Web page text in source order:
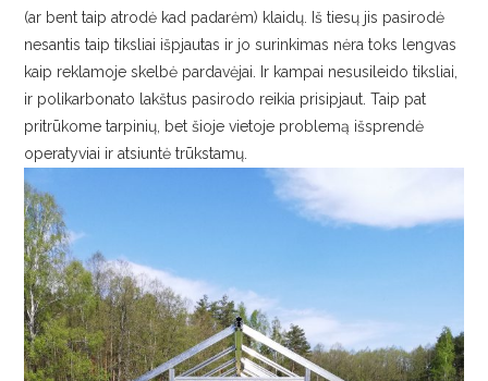
(ar bent taip atrodė kad padarėm) klaidų. Iš tiesų jis pasirodė
nesantis taip tiksliai išpjautas ir jo surinkimas nėra toks lengvas
kaip reklamoje skelbė pardavėjai. Ir kampai nesusileido tiksliai,
ir polikarbonato lakštus pasirodo reikia prisipjaut. Taip pat
pritrūkome tarpinių, bet šioje vietoje problemą išsprendė
operatyviai ir atsiuntė trūkstamų.